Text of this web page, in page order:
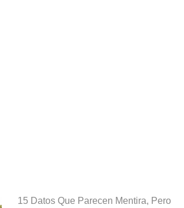
15 Datos Que Parecen Mentira, Pero